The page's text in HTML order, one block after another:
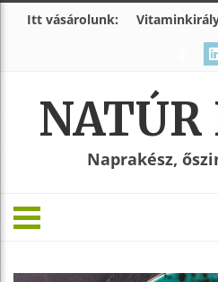
Itt vásárolunk:
Naprakész,